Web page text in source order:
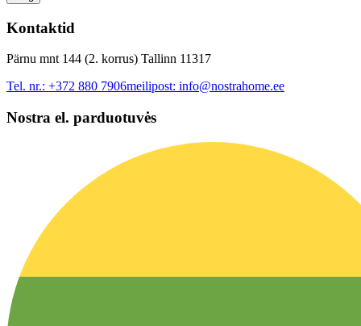
Kontaktid
Pärnu mnt 144 (2. korrus) Tallinn 11317
Tel. nr.: +372 880 7906meilipost: info@nostrahome.ee
Nostra el. parduotuvės